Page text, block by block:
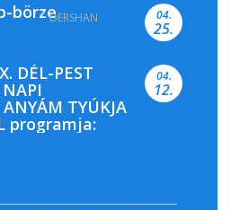
börze 04.
25.
DÉL-PEST
ANYÁM TYÚKJA
programja:
04.
12.
DERSHAN